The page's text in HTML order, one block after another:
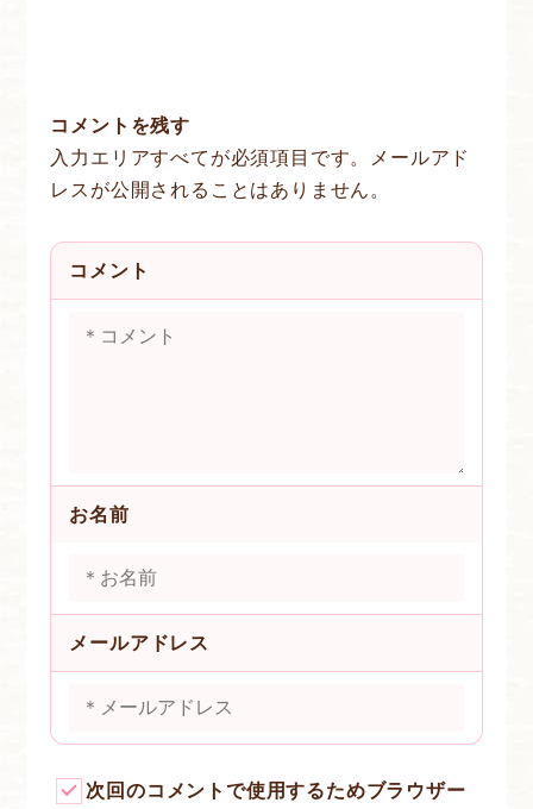
コメントを残す
入力エリアすべてが必須項目です。メールアド
レスが公開されることはありません。
コメント
お名前
メールアドレス
次回のコメントで使用するためブラウザー